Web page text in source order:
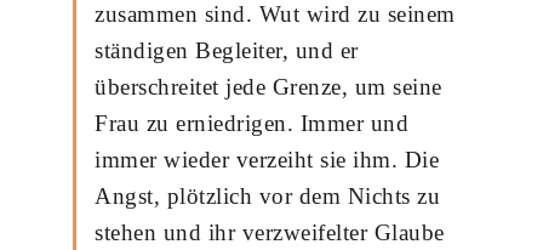
zusammen sind. Wut wird zu seinem
ständigen Begleiter, und er
überschreitet jede Grenze, um seine
Frau zu erniedrigen. Immer und
immer wieder verzeiht sie ihm. Die
Angst, plötzlich vor dem Nichts zu
stehen und ihr verzweifelter Glaube